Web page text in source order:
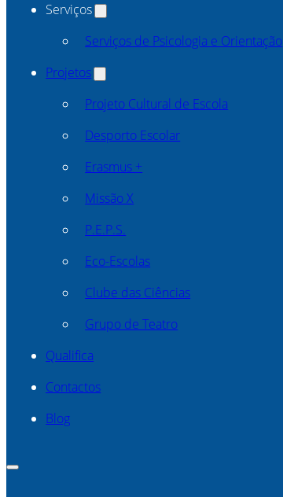
Serviços
Serviços de Psicologia e Orientação
Projetos
Projeto Cultural de Escola
Desporto Escolar
Erasmus +
Missão X
P.E.P.S.
Eco-Escolas
Clube das Ciências
Grupo de Teatro
Qualifica
Contactos
Blog